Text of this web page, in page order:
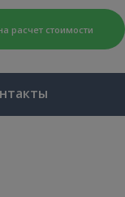
расчет стоимости